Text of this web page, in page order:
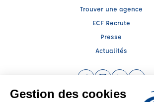
Trouver une agence
ECF Recrute
Presse
Actualités
FacebookInstagram
LinkedIn